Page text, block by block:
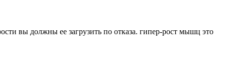
вы должны ее загрузить по отказа. гипер-рост мышц это